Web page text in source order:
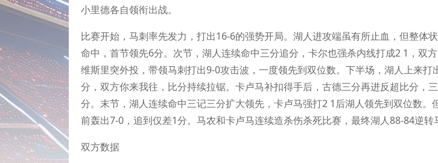
小里德各自领衔出战。
比赛开始，马刺率先发力，打出16-6的强势开局。湖人进攻端虽有所止血，但整体
命中，首节领先6分。次节，湖人连续命中三分追分，卡尔也强杀内线打成2 1，双方
维斯里突外投，带领马刺打出9-0攻击波，一度领先到双位数。下半场，湖人上来打
分，双方你来我往，比分持续拉锯。卡卢马补扣得手后，古德三分再进反超比分，
分。末节，湖人连续命中三记三分扩大领先，卡卢马强打2 1后湖人领先到双位数。
前轰出7-0，追到仅差1分。马农和卡卢马连续造杀伤杀死比赛，最终湖人88-84逆转
双方数据